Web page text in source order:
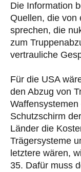
Die Information
Quellen, die von
sprechen, die
zum
vertrauliche
Für die USA
den Abzug von
Schutzschirm
Länder die
Trägersysteme
letztere wären,
35. Dafür muss